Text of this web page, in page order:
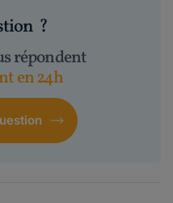
?
répondent
en 24h